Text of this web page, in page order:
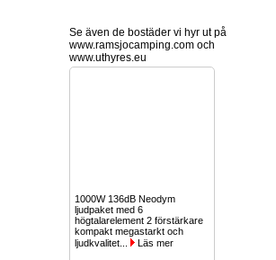
Se även de bostäder vi hyr ut på
www.ramsjocamping.com och
www.uthyres.eu
1000W 136dB Neodym
ljudpaket med 6
högtalarelement 2 förstärkare
kompakt megastarkt och
ljudkvalitet...
Läs mer